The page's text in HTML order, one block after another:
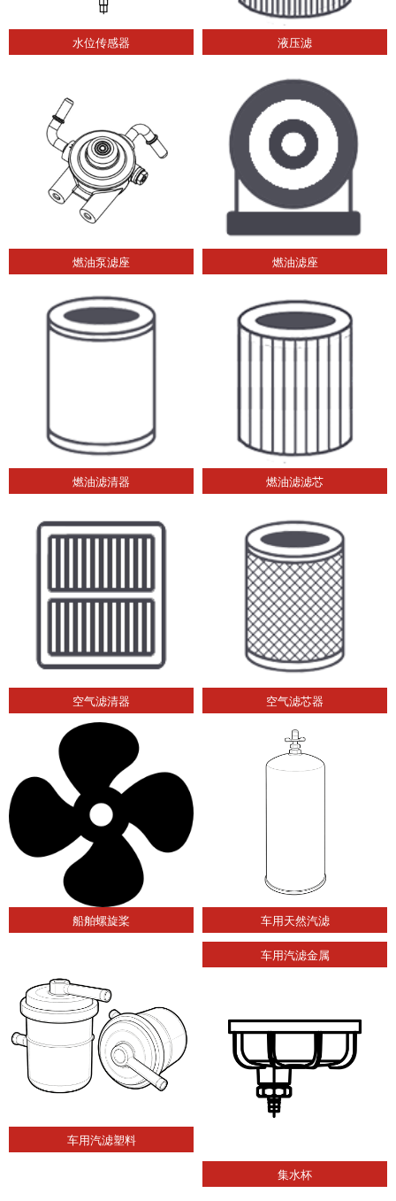
水位传感器 液压滤
燃油泵滤座 燃油滤座
燃油滤清器 燃油滤滤芯
空气滤清器 空气滤芯器
船舶螺旋桨 车用天然汽滤
车用汽滤塑料
车用汽滤金属
集水杯